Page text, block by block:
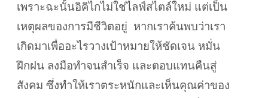
เพราะฉะนั้นอิคิไกไม่ใช่ไลฟ์สไตล์ใหม่ แต่เป็น
เหตุผลของการมีชีวิตอยู่ หากเราค้นพบว่าเรา
เกิดมาเพื่ออะไรวางเป้าหมายให้ชัดเจน หมั่น
ฝึกฝน ลงมือทำจนสำเร็จ และตอบแทนคืนสู่
สังคม ซึ่งทำให้เราตระหนักและเห็นคุณค่าของ